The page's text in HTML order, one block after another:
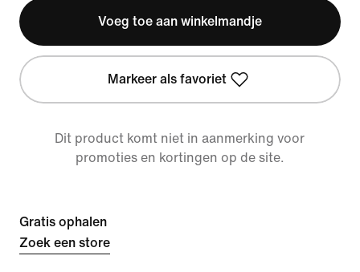
Voeg toe aan winkelmandje
Markeer als favoriet
Dit product komt niet in aanmerking voor
promoties en kortingen op de site.
Gratis ophalen
Zoek een store